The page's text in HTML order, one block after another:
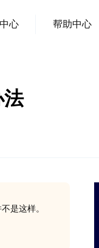
心 帮助中心
法
是这样。